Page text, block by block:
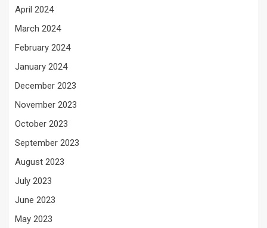
April 2024
March 2024
February 2024
January 2024
December 2023
November 2023
October 2023
September 2023
August 2023
July 2023
June 2023
May 2023